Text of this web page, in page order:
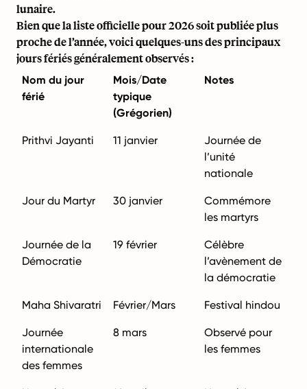
lunaire.
Bien que la liste officielle pour 2026 soit publiée plus
proche de l’année, voici quelques-uns des principaux
jours fériés généralement observés :
Nom du jour
férié
Mois/Date
typique
(Grégorien)
Notes
Prithvi Jayanti 11 janvier
Journée de
l’unité
nationale
Jour du Martyr 30 janvier
Commémore
les martyrs
Journée de la
Démocratie
19 février
Célèbre
l’avènement de
la démocratie
Maha Shivaratri Février/Mars Festival hindou
Journée
internationale
des femmes
8 mars
Observé pour
les femmes